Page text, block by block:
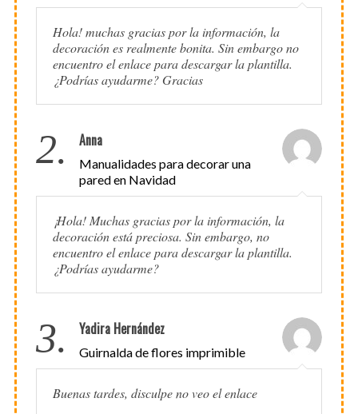
Hola! muchas gracias por la información, la
decoración es realmente bonita. Sin embargo no
encuentro el enlace para descargar la plantilla.
¿Podrías ayudarme? Gracias
2. Anna
Manualidades para decorar una
pared en Navidad
¡Hola! Muchas gracias por la información, la
decoración está preciosa. Sin embargo, no
encuentro el enlace para descargar la plantilla.
¿Podrías ayudarme?
3. Yadira Hernández
Guirnalda de flores imprimible
Buenas tardes, disculpe no veo el enlace